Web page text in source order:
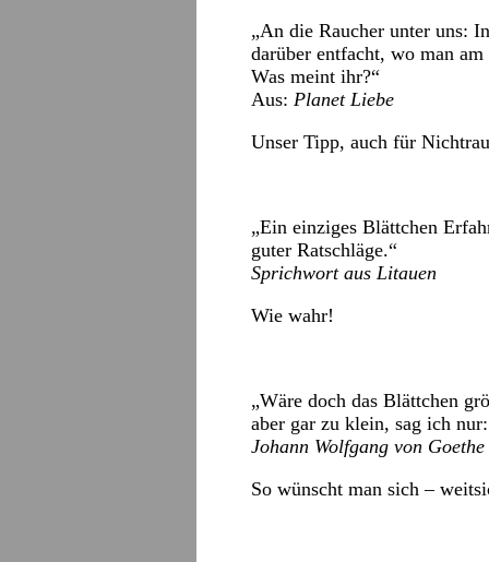
„An die Raucher unter uns:
darüber entfacht, wo man
Was meint ihr?“
Aus: Planet Liebe
Unser Tipp, auch für
„Ein einziges Blättchen
guter Ratschläge.“
Sprichwort aus Litauen
Wie wahr!
„Wäre doch das Blättchen
aber gar zu klein, sag ich
Johann Wolfgang von Goethe
So wünscht man sich –